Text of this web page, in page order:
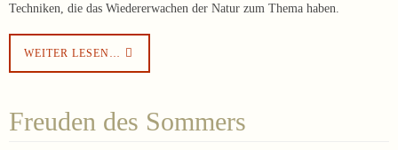
Techniken, die das Wiedererwachen der Natur zum Thema haben.
WEITER LESEN…
Freuden des Sommers